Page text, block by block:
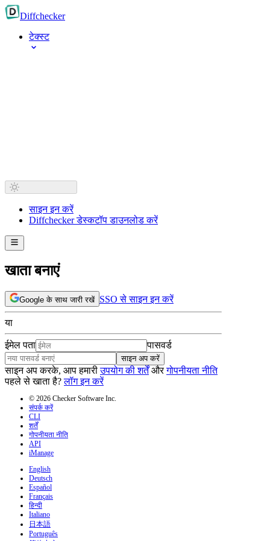
Diffchecker
टेक्स्ट
साइन इन करें
Diffchecker डेस्कटॉप डाउनलोड करें
खाता बनाएं
Google के साथ जारी रखें SSO से साइन इन करें
या
ईमेल पता पासवर्ड
साइन अप करें
साइन अप करके, आप हमारी उपयोग की शर्तें और गोपनीयता नीति
पहले से खाता है? लॉग इन करें
© 2026 Checker Software Inc.
संपर्क करें
CLI
शर्तें
गोपनीयता नीति
API
iManage
English
Deutsch
Español
Français
हिन्दी
Italiano
日本語
Português